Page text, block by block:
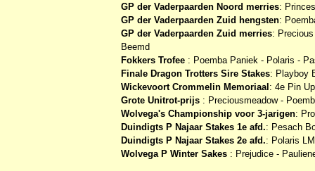
GP der Vaderpaarden Noord merries:
GP der Vaderpaarden Zuid hengsten:
GP der Vaderpaarden Zuid merries:
Beemd
Fokkers Trofee : Poemba Paniek - Polaris -
Finale Dragon Trotters Sire Stakes: Playboy
Wickevoort Crommelin Memoriaal : 4e Pin Up
Grote Unitrot-prijs : Preciousmeadow -
Wolvega's Championship voor 3-jarigen:
Duindigts P Najaar Stakes 1e afd.: Pesach
Duindigts P Najaar Stakes 2e afd.: Polaris
Wolvega P Winter Sakes : Prejudice -